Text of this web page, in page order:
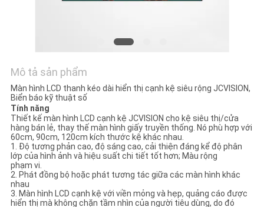
CẦU
BÁO
GIÁ
SƠ
ĐỒ
TRANG
WEB
Mô tả sản phẩm
Màn hình LCD thanh kéo dài hiển thị cạnh kệ siêu rộng JCVISION,
Biển báo kỹ thuật số
Tính năng
Thiết kế màn hình LCD cạnh kệ JCVISION cho kệ siêu thị/cửa
hàng bán lẻ, thay thế màn hình giấy truyền thống. Nó phù hợp với
60cm, 90cm, 120cm kích thước kệ khác nhau.
1. Độ tương phản cao, độ sáng cao, cải thiện đáng kể độ phân
lớp của hình ảnh và hiệu suất chi tiết tốt hơn; Màu rộng
phạm vi.
2. Phát đồng bộ hoặc phát tương tác giữa các màn hình khác
nhau
3. Màn hình LCD cạnh kệ với viền mỏng và hẹp, quảng cáo được
hiển thị mà không chặn tầm nhìn của người tiêu dùng, do đó